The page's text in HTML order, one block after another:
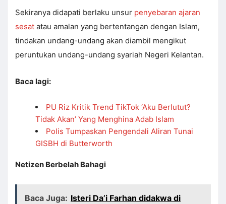
Sekiranya didapati berlaku unsur penyebaran ajaran
sesat atau amalan yang bertentangan dengan Islam,
tindakan undang-undang akan diambil mengikut
peruntukan undang-undang syariah Negeri Kelantan.
Baca lagi:
PU Riz Kritik Trend TikTok ‘Aku Berlutut?
Tidak Akan’ Yang Menghina Adab Islam
Polis Tumpaskan Pengendali Aliran Tunai
GISBH di Butterworth
Netizen Berbelah Bahagi
Baca Juga: Isteri Da’i Farhan didakwa di